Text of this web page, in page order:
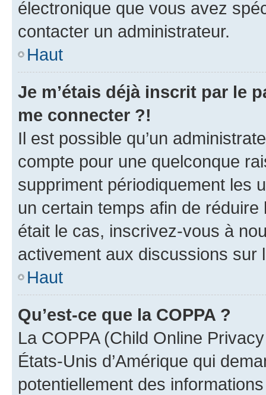
électronique que vous avez
contacter un administrateur.
Haut
Je m’étais déjà inscrit par le
me connecter ?!
Il est possible qu’un
compte pour une quelconque
suppriment périodiquement les
un certain temps afin de
était le cas, inscrivez-vous à
activement aux discussions sur
Haut
Qu’est-ce que la COPPA ?
La COPPA (Child Online
États-Unis d’Amérique qui
potentiellement des